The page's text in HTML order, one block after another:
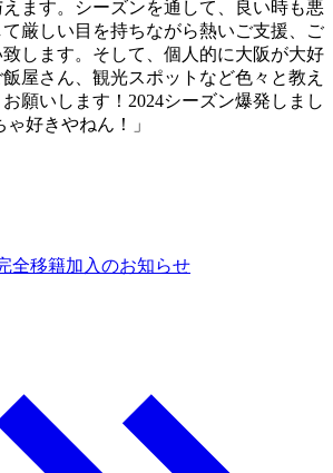
ます。シーズンを通して、良い時も悪
厳しい目を持ちながら熱いご支援、ご
します。そして、個人的に大阪が大好
屋さん、観光スポットなど色々と教え
願いします！2024シーズン爆発しまし
好きやねん！」
全移籍加入のお知らせ